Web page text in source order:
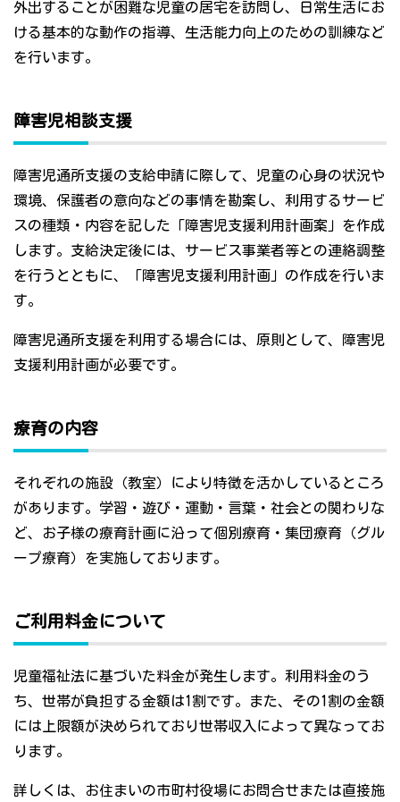
外出することが困難な児童の居宅を訪問し、日常生活にお
ける基本的な動作の指導、生活能力向上のための訓練など
を行います。
障害児相談支援
障害児通所支援の支給申請に際して、児童の心身の状況や
環境、保護者の意向などの事情を勘案し、利用するサービ
スの種類・内容を記した「障害児支援利用計画案」を作成
します。支給決定後には、サービス事業者等との連絡調整
を行うとともに、「障害児支援利用計画」の作成を行いま
す。
障害児通所支援を利用する場合には、原則として、障害児
支援利用計画が必要です。
療育の内容
それぞれの施設（教室）により特徴を活かしているところ
があります。学習・遊び・運動・言葉・社会との関わりな
ど、お子様の療育計画に沿って個別療育・集団療育（グル
ープ療育）を実施しております。
ご利用料金について
児童福祉法に基づいた料金が発生します。利用料金のう
ち、世帯が負担する金額は1割です。また、その1割の金額
には上限額が決められており世帯収入によって異なってお
ります。
詳しくは、お住まいの市町村役場にお問合せまたは直接施